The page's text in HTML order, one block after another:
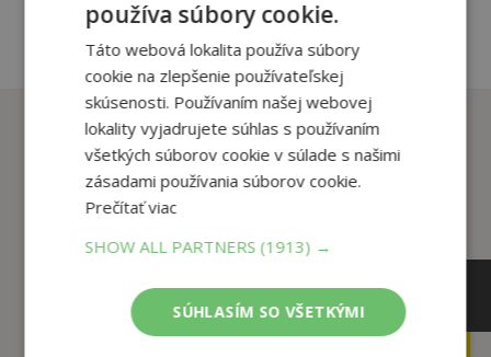
Zákazníci, ktorí si kúpili
tento titul si tiež kúpili
používa súbory cookie.
Táto webová lokalita používa súbory
cookie na zlepšenie používateľskej
skúsenosti. Používaním našej webovej
lokality vyjadrujete súhlas s používaním
všetkých súborov cookie v súlade s našimi
zásadami používania súborov cookie.
Prečítať viac
SHOW ALL PARTNERS (1913) →
SÚHLASÍM SO VŠETKÝMI